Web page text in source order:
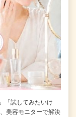
「試してみたいけ
美容モニターで解決